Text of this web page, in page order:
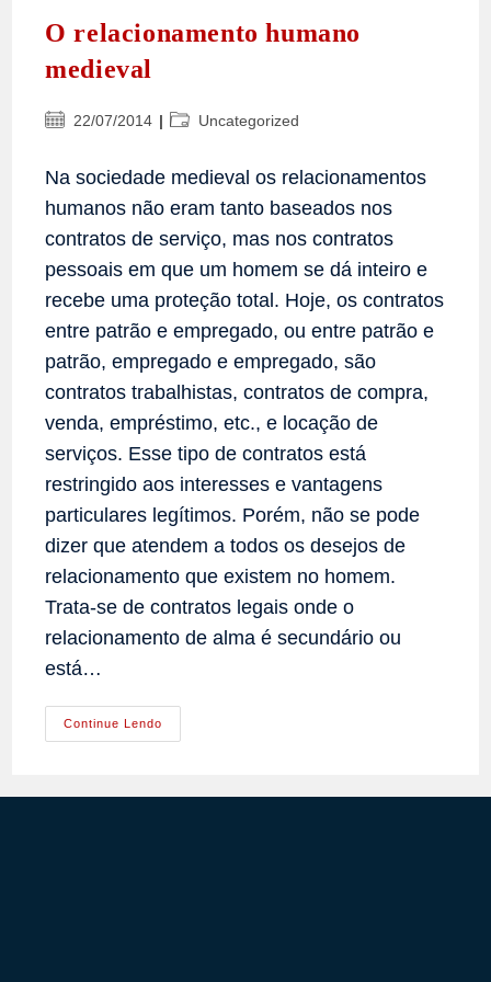
O relacionamento humano
medieval
Post22/07/2014
Categoria
Uncategorized
Na sociedade medieval os relacionamentos
humanos não eram tanto baseados nos
contratos de serviço, mas nos contratos
pessoais em que um homem se dá inteiro e
recebe uma proteção total. Hoje, os contratos
entre patrão e empregado, ou entre patrão e
patrão, empregado e empregado, são
contratos trabalhistas, contratos de compra,
venda, empréstimo, etc., e locação de
serviços. Esse tipo de contratos está
restringido aos interesses e vantagens
particulares legítimos. Porém, não se pode
dizer que atendem a todos os desejos de
relacionamento que existem no homem.
Trata-se de contratos legais onde o
relacionamento de alma é secundário ou
está…
Continue Lendo
Relacionamento